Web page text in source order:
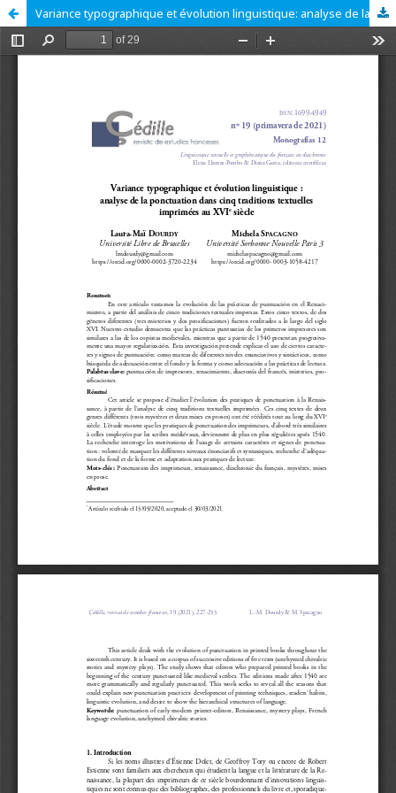
Variance typographique et évolution linguistique: analyse de la ponctuation dans cinq traditions textuelles imprimées au XVIe siècle